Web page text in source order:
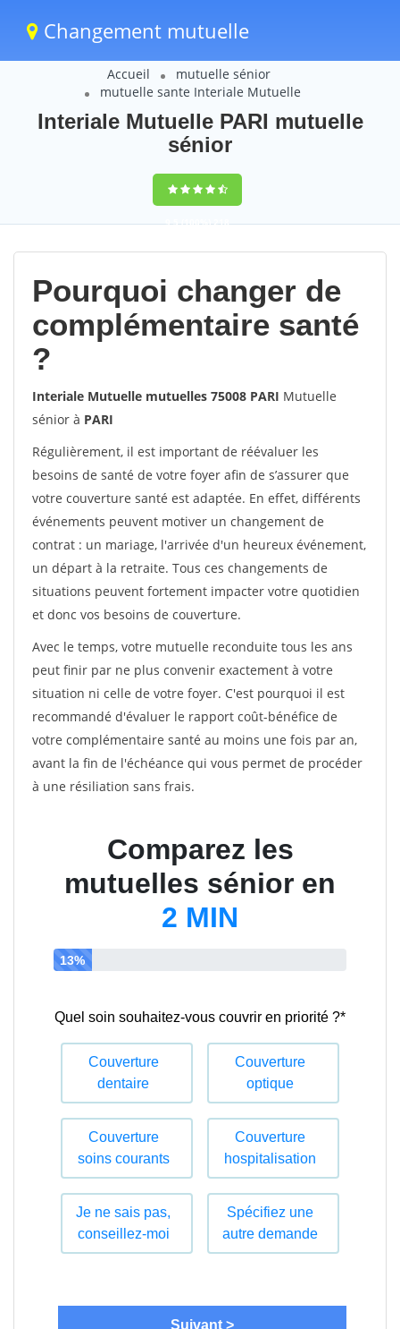
Changement mutuelle
Accueil
mutuelle sénior
mutuelle sante Interiale Mutuelle
Interiale Mutuelle PARI mutuelle
sénior
9,5(100%)218
votes
Pourquoi changer de
complémentaire santé
?
Interiale Mutuelle mutuelles 75008 PARI Mutuelle
sénior à PARI
Régulièrement, il est important de réévaluer les
besoins de santé de votre foyer afin de s’assurer que
votre couverture santé est adaptée. En effet, différents
événements peuvent motiver un changement de
contrat : un mariage, l'arrivée d'un heureux événement,
un départ à la retraite. Tous ces changements de
situations peuvent fortement impacter votre quotidien
et donc vos besoins de couverture.
Avec le temps, votre mutuelle reconduite tous les ans
peut finir par ne plus convenir exactement à votre
situation ni celle de votre foyer. C'est pourquoi il est
recommandé d'évaluer le rapport coût-bénéfice de
votre complémentaire santé au moins une fois par an,
avant la fin de l'échéance qui vous permet de procéder
à une résiliation sans frais.